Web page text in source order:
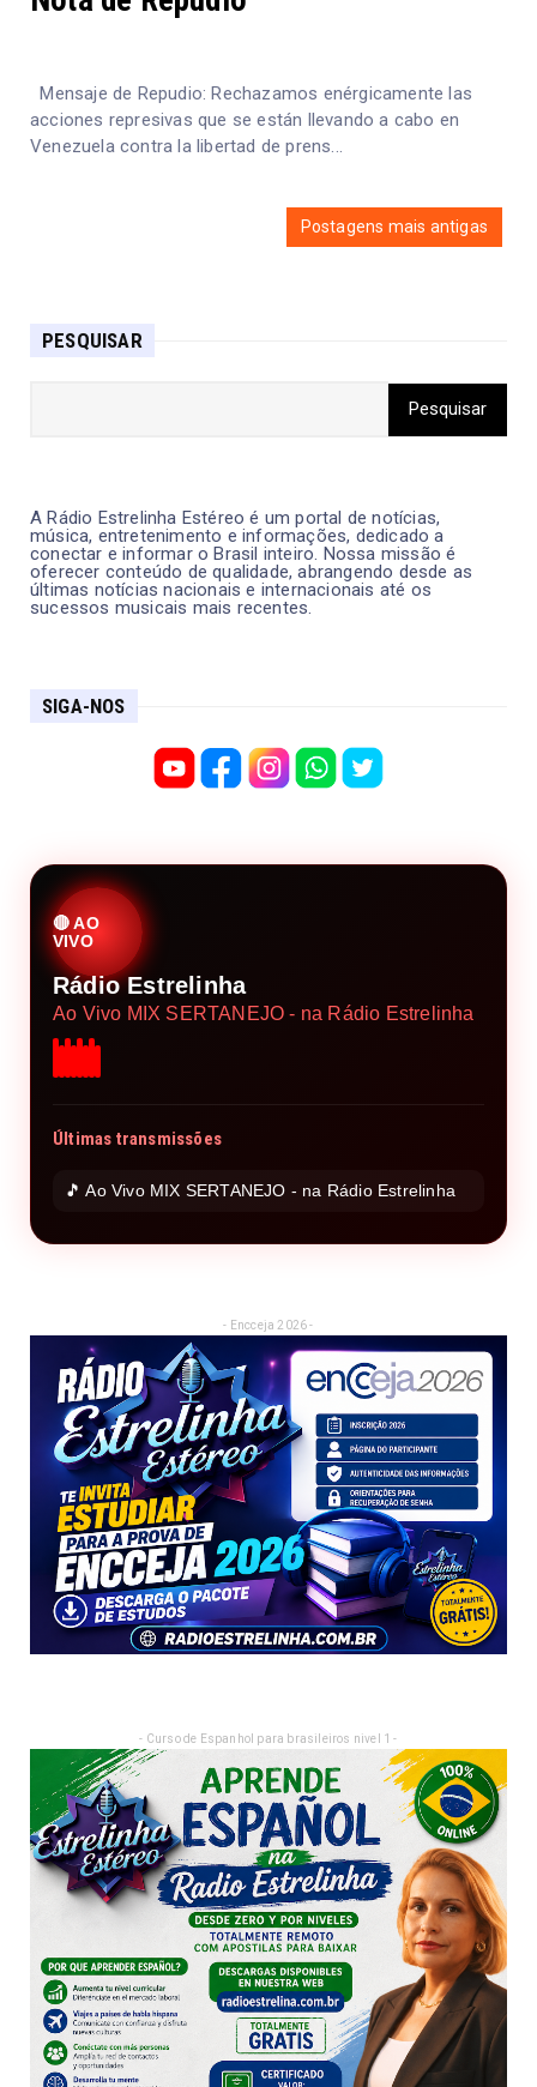
Mensaje de Repudio: Rechazamos enérgicamente las
acciones represivas que se están llevando a cabo en
Venezuela contra la libertad de prens...
Postagens mais antigas
PESQUISAR
A Rádio Estrelinha Estéreo é um portal de notícias,
música, entretenimento e informações, dedicado a
conectar e informar o Brasil inteiro. Nossa missão é
oferecer conteúdo de qualidade, abrangendo desde as
últimas notícias nacionais e internacionais até os
sucessos musicais mais recentes.
SIGA-NOS
🔴 AO
VIVO
Rádio Estrelinha
Ao Vivo MIX SERTANEJO - na Rádio Estrelinha
Últimas transmissões
🎵 Ao Vivo MIX SERTANEJO - na Rádio Estrelinha
- Encceja 2026 -
- Curso de Espanhol para brasileiros nivel 1 -